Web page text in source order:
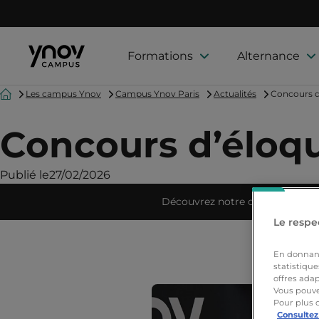
Formations Alternance
AccueilLes campus Ynov Campus Ynov Paris Actualités Concours
Concours
Publié le27/02/2026
Découvrez notre campus
Le
En
offres
Vous
Pour plus